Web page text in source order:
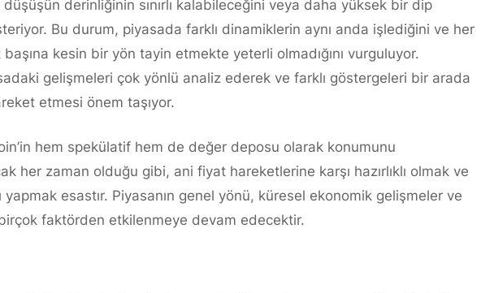
derinliğinin sınırlı kalabileceğini veya daha yüksek bir dip
Bu durum, piyasada farklı dinamiklerin aynı anda işlediğini ve her
kesin bir yön tayin etmekte yeterli olmadığını vurguluyor.
gelişmeleri çok yönlü analiz ederek ve farklı göstergeleri bir arada
etmesi önem taşıyor.
hem spekülatif hem de değer deposu olarak konumunu
her zaman olduğu gibi, ani fiyat hareketlerine karşı hazırlıklı olmak ve
yapmak esastır. Piyasanın genel yönü, küresel ekonomik gelişmeler ve
faktörden etkilenmeye devam edecektir.